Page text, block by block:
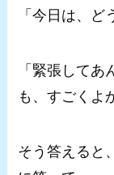
「今日は、ど
「緊張して
も、すごくよ
そう答えると